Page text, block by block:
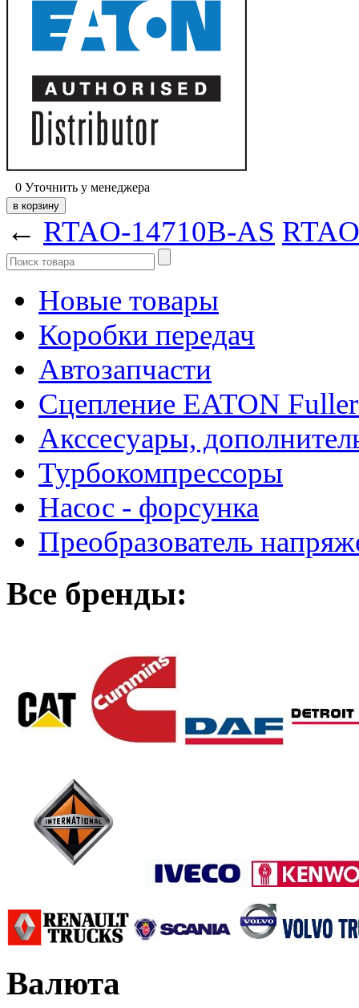
0 Уточнить у менеджера
← RTAO-14710B-AS
Новые товары
Коробки передач
Автозапчасти
Сцепление EATON
Акссесуары,
Турбокомпрессоры
Насос - форсунка
Преобразователь
Все бренды:
Валюта